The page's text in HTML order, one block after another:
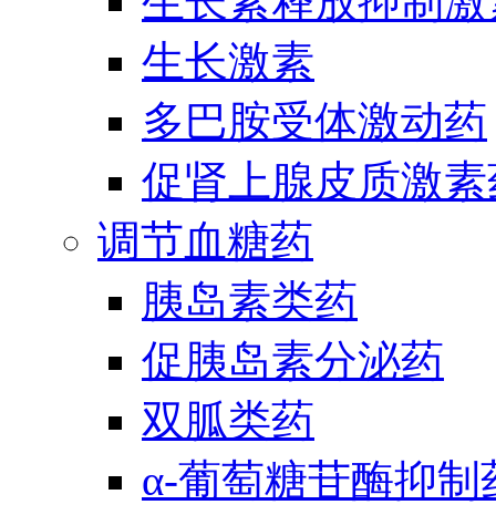
生长激素
多巴胺受体激动药
促肾上腺皮质激
调节血糖药
胰岛素类药
促胰岛素分泌药
双胍类药
α-葡萄糖苷酶抑制